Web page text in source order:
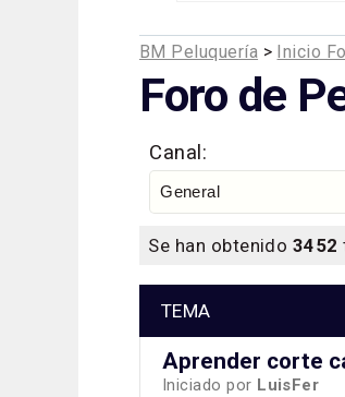
BM Peluquería > Inicio
Foro de
Canal:
Se han obtenido 3452
TEMA
Aprender corte
Iniciado por LuisFer